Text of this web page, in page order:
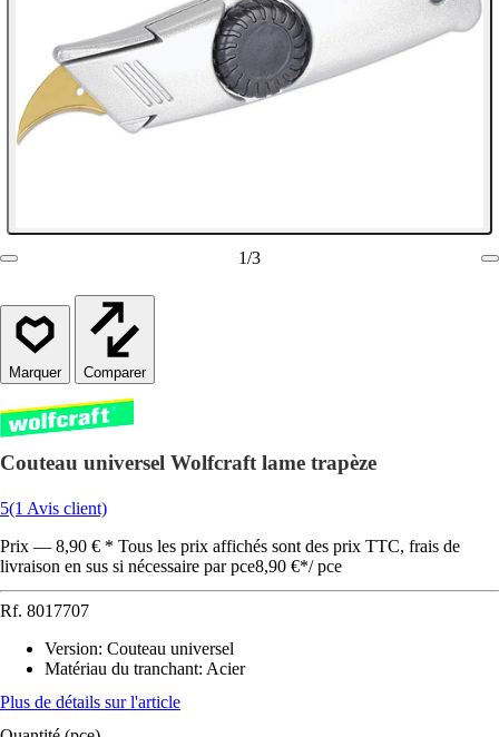
1/3
Comparer
Couteau universel Wolfcraft lame trapèze
5(1 Avis client)
Prix — 8,90 € * Tous les prix affichés sont des prix TTC, frais de
livraison en sus si nécessaire par pce8,90 €*/ pce
Rf. 8017707
Version: Couteau universel
Matériau du tranchant: Acier
Plus de détails sur l'article